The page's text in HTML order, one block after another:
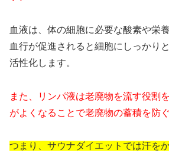
血液は、体の細胞に必要な酸素や栄
血行が促進されると細胞にしっかり
活性化します。
また、リンパ液は老廃物を流す役割
がよくなることで老廃物の蓄積を防
つまり、サウナダイエットでは汗を